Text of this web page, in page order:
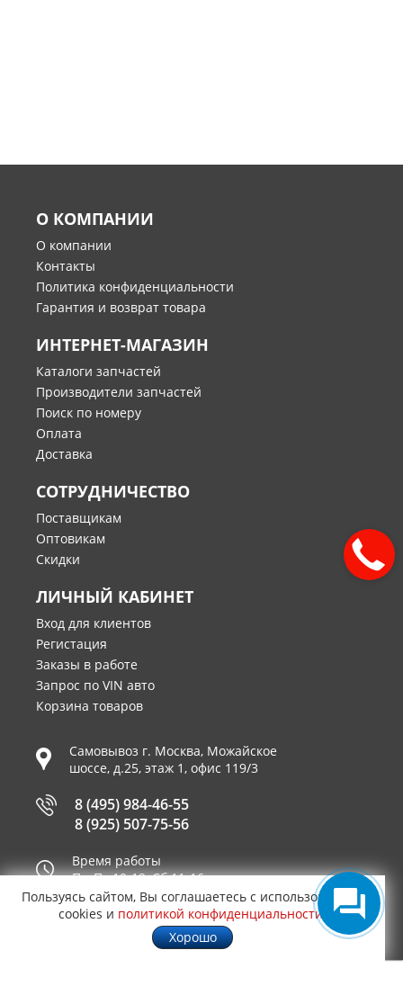
О КОМПАНИИ
О компании
Контакты
Политика конфиденциальности
Гарантия и возврат товара
ИНТЕРНЕТ-МАГАЗИН
Каталоги запчастей
Производители запчастей
Поиск по номеру
Оплата
Доставка
СОТРУДНИЧЕСТВО
Поставщикам
Оптовикам
Скидки
ЛИЧНЫЙ КАБИНЕТ
Вход для клиентов
Регистация
Заказы в работе
Запрос по VIN авто
Корзина товаров
Самовывоз г. Москва, Можайское
шоссе, д.25, этаж 1, офис 119/3
8 (495) 984-46-55
8 (925) 507-75-56
Время работы
Пн-Пт 10-19, Сб 11-16
Принимаем к оплате
Пользуясь сайтом, Вы соглашаетесь с использованием
cookies и политикой конфиденциальности
Хорошо